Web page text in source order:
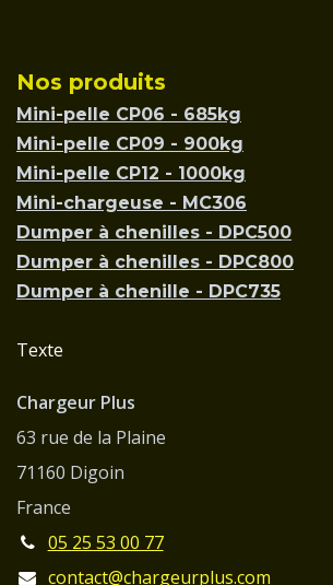
Nos produits
Mini-pelle CP06 - 685kg
Mini-pelle CP09 - 900kg
Mini-pelle CP12 - 1000kg
Mini-chargeuse - MC306
Dumper à chenilles - DPC500
Dumper à chenilles - DPC800
Dumper à chenille - DPC735
Texte
Chargeur Plus
63 rue de la Plaine
71160 Digoin
France
05 25 53 00 77
contact@chargeurplus.com